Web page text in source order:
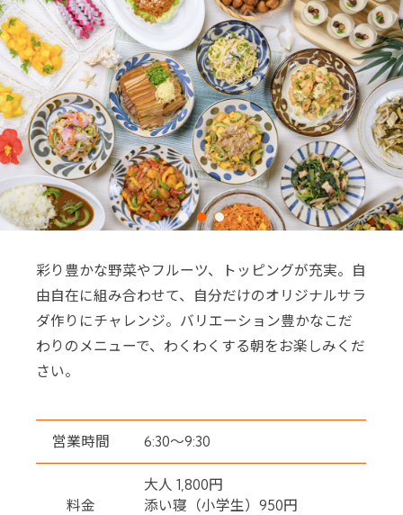
彩り豊かな野菜やフルーツ、トッピングが充実。自
由自在に組み合わせて、自分だけのオリジナルサラ
ダ作りにチャレンジ。バリエーション豊かなこだ
わりのメニューで、わくわくする朝をお楽しみくだ
さい。
営業時間 6:30～9:30
料金
大人 1,800円
添い寝（小学生）950円